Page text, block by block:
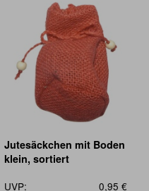
Jutesäckchen mit Boden
klein, sortiert
UVP:
0,95 €